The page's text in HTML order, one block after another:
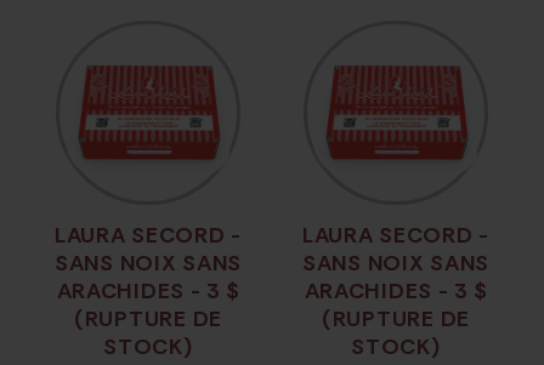
LAURA SECORD -
SANS NOIX SANS
ARACHIDES - 3 $
(RUPTURE DE
STOCK)
LAURA SECORD -
SANS NOIX SANS
ARACHIDES - 3 $
(RUPTURE DE
STOCK)